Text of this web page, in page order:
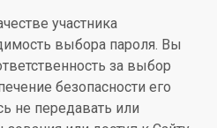
участника
выбора пароля. Вы
за выбор
безопасности его
не передавать или